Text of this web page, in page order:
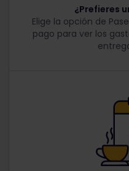
¿Prefieres
Elige la opción de
pago para ver los